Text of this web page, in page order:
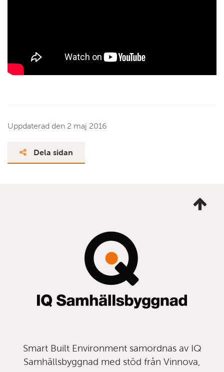
Uppdaterad den 2 maj 2016
Dela sidan
mig
Smart Built Environment samordnas av IQ
Samhällsbyggnad med stöd från Vinnova,